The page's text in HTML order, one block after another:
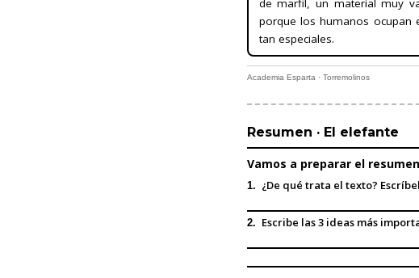
porque los humanos ocupan
tan especiales.
Academia Esparta · Torremolinos
Resumen · El elefante
Vamos a preparar el
1. ¿De qué trata el texto?
2. Escribe las 3 ideas más